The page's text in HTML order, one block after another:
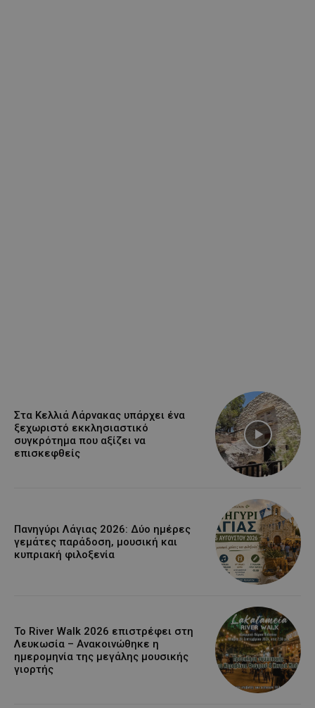
Στα Κελλιά Λάρνακας υπάρχει ένα
ξεχωριστό εκκλησιαστικό
συγκρότημα που αξίζει να
επισκεφθείς
Πανηγύρι Λάγιας 2026: Δύο ημέρες
γεμάτες παράδοση, μουσική και
κυπριακή φιλοξενία
Το River Walk 2026 επιστρέφει στη
Λευκωσία – Ανακοινώθηκε η
ημερομηνία της μεγάλης μουσικής
γιορτής